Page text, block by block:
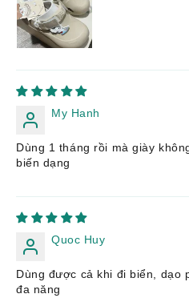
My Hanh
Dùng 1 tháng rồi mà giày
biến dạng
Quoc Huy
Dùng được cả khi đi biển, dạo
đa năng